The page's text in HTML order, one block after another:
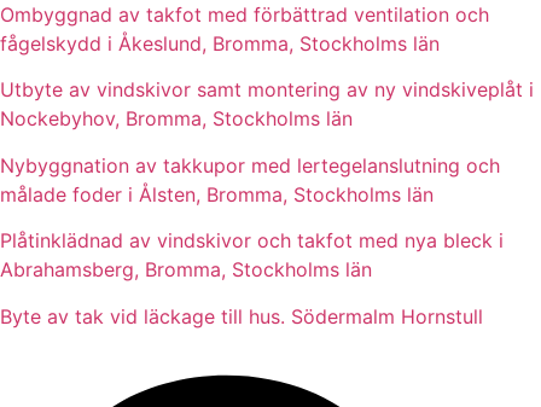
Ombyggnad av takfot med förbättrad ventilation och
fågelskydd i Åkeslund, Bromma, Stockholms län
Utbyte av vindskivor samt montering av ny vindskiveplåt i
Nockebyhov, Bromma, Stockholms län
Nybyggnation av takkupor med lertegelanslutning och
målade foder i Ålsten, Bromma, Stockholms län
Plåtinklädnad av vindskivor och takfot med nya bleck i
Abrahamsberg, Bromma, Stockholms län
Byte av tak vid läckage till hus. Södermalm Hornstull